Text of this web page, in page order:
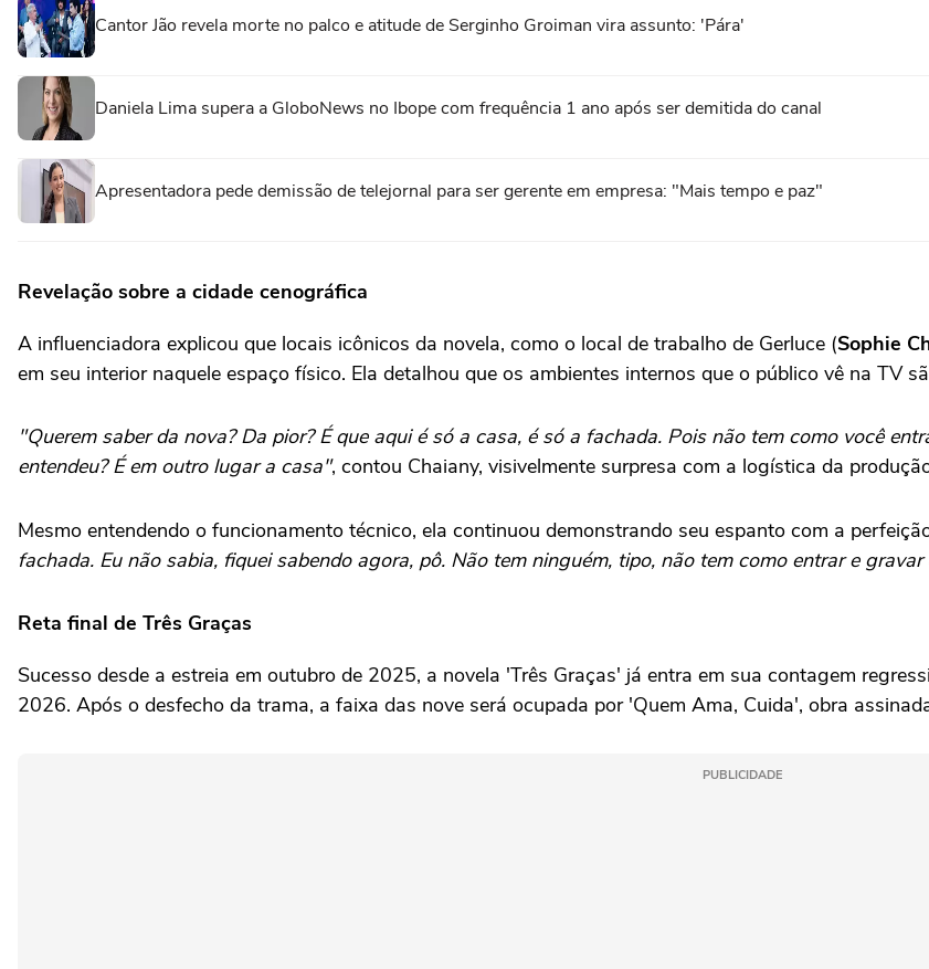
Cantor Jão revela morte no palco e atitude de Serginho Groiman vira assunto: 'Pára'
Daniela Lima supera a GloboNews no Ibope com frequência 1 ano após ser demitida do canal
Apresentadora pede demissão de telejornal para ser gerente em empresa: "Mais tempo e paz"
Revelação sobre a cidade cenográfica
A influenciadora explicou que locais icônicos da novela, como o local de trabalho de Gerluce (Sophie
em seu interior naquele espaço físico. Ela detalhou que os ambientes internos que o público vê na TV
"Querem saber da nova? Da pior? É que aqui é só a casa, é só a fachada. Pois não tem como você
entendeu? É em outro lugar a casa", contou Chaiany, visivelmente surpresa com a logística da
Mesmo entendendo o funcionamento técnico, ela continuou demonstrando seu espanto com a
fachada. Eu não sabia, fiquei sabendo agora, pô. Não tem ninguém, tipo, não tem como entrar e
Reta final de Três Graças
Sucesso desde a estreia em outubro de 2025, a novela 'Três Graças' já entra em sua contagem
2026. Após o desfecho da trama, a faixa das nove será ocupada por 'Quem Ama, Cuida', obra
PUBLICIDADE